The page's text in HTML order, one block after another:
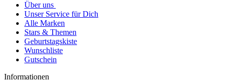
Über uns
Unser Service für Dich
Alle Marken
Stars & Themen
Geburtstagskiste
Wunschliste
Gutschein
Informationen